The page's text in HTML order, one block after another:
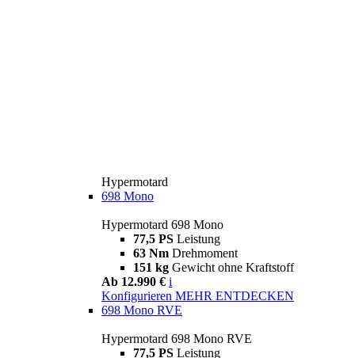
Hypermotard
698 Mono
Hypermotard 698 Mono
77,5 PS Leistung
63 Nm Drehmoment
151 kg Gewicht ohne Kraftstoff
Ab 12.990 € i
Konfigurieren MEHR ENTDECKEN
698 Mono RVE
Hypermotard 698 Mono RVE
77,5 PS Leistung